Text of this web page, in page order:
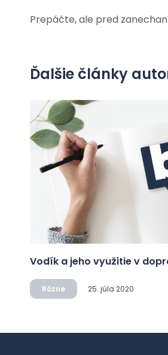
Prepáčte, ale pred
Ďalšie články
Vodík a jeho využitie v
Rôzne 25. júla 2020